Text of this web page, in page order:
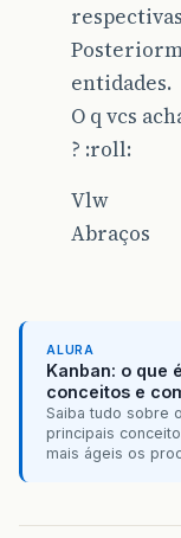
entidades.
O q vcs
? :roll:
Vlw
Abraços
ALURA
Kanban: o que
conceitos e
Saiba tudo sobre
principais
mais ágeis os